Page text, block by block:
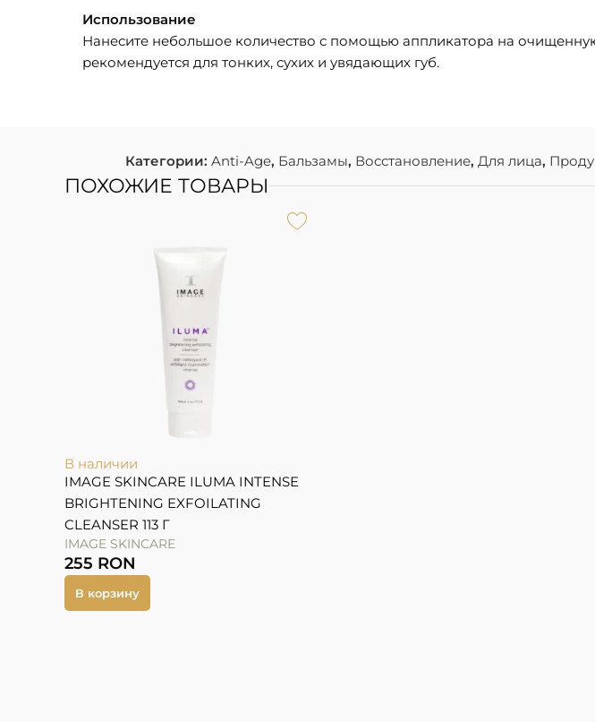
Использование
Нанесите небольшое количество с помощью аппликатора на
рекомендуется для тонких, сухих и увядающих губ.
Категории: Anti-Age, Бальзамы, Восстановление, Для лица,
ПОХОЖИЕ ТОВАРЫ
В наличии
IMAGE SKINCARE ILUMA INTENSE
BRIGHTENING EXFOILATING
CLEANSER 113 Г
IMAGE SKINCARE
255 RON
В корзину